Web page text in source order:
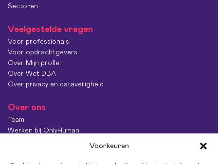
Voorkeuren
Sectoren
Veelgestelde vragen
Voor professionals
Voor opdrachtgevers
Over Mijn profiel
Over Wet DBA
Over privacy en dataveiligheid
Over ons
Team
Werken bij OnlyHuman
Diversiteit & Inclusie